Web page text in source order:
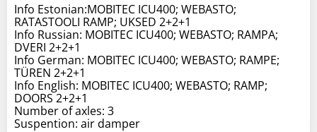
Info Estonian:MOBITEC ICU400; WEBASTO;
RATASTOOLI RAMP; UKSED 2+2+1
Info Russian: MOBITEC ICU400; WEBASTO; RAMPA;
DVERI 2+2+1
Info German: MOBITEC ICU400; WEBASTO; RAMPE;
TÜREN 2+2+1
Info English: MOBITEC ICU400; WEBASTO; RAMP;
DOORS 2+2+1
Number of axles: 3
Suspention: air damper